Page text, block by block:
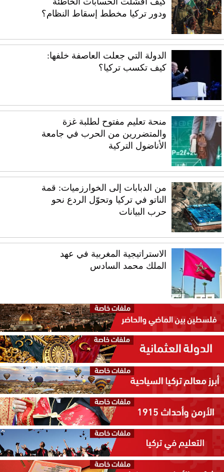
ودور تركيا مخطط إسقاط النظام؟
الدولة التي جعلت العاصفة خلفها:
كيف تكسب تركيا؟
منحة تعليم مفتوح لطلبة غزة
والمتضررين من الحرب في جامعة
الأناضول التركية
من الدبابات إلى الخوارزميات: قمة
الناتو في تركيا وتحوّل الردع نحو
حرب البيانات
الاستراتيجية المغربية في عهد
الملك محمد السادس